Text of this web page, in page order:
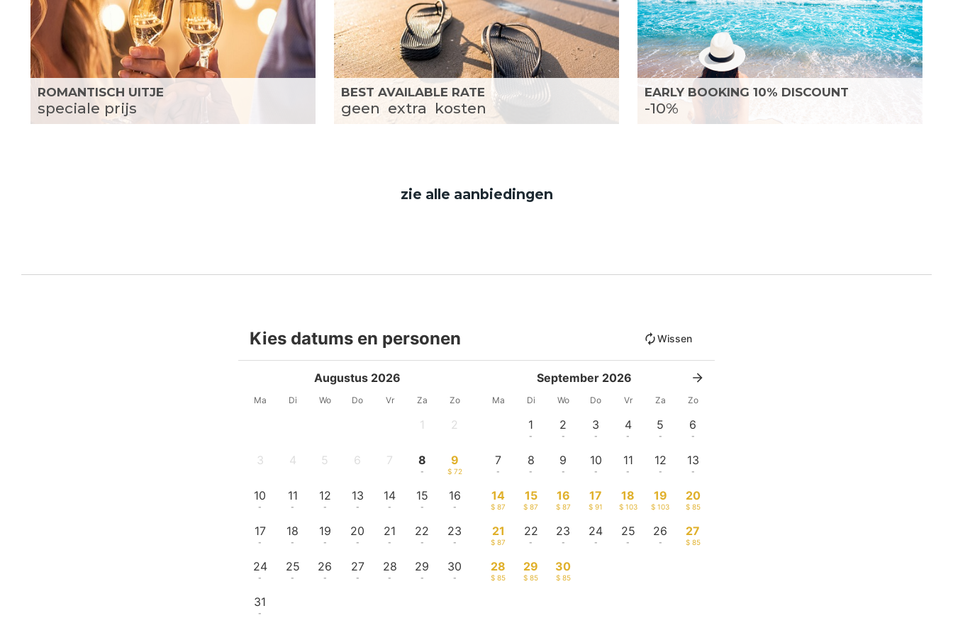
ROMANTISCH UITJE
speciale prijs
BEST AVAILABLE RATE
geen extra kosten
EARLY BOOKING 10% DISCOUNT
-10%
zie alle aanbiedingen
Kies datums en personen Wissen
Augustus 2026
Ma Di Wo Do Vr Za Zo
1 2
3 4 5 6 7 8
-
9
$ 72
10
-
11
-
12
-
13
-
14
-
15
-
16
-
17
-
18
-
19
-
20
-
21
-
22
-
23
-
24
-
25
-
26
-
27
-
28
-
29
-
30
-
31
-
September 2026
Ma Di Wo Do Vr Za Zo
1
-
2
-
3
-
4
-
5
-
6
-
7
-
8
-
9
-
10
-
11
-
12
-
13
-
14
$ 87
15
$ 87
16
$ 87
17
$ 91
18
$ 103
19
$ 103
20
$ 85
21
$ 87
22
-
23
-
24
-
25
-
26
-
27
$ 85
28
$ 85
29
$ 85
30
$ 85